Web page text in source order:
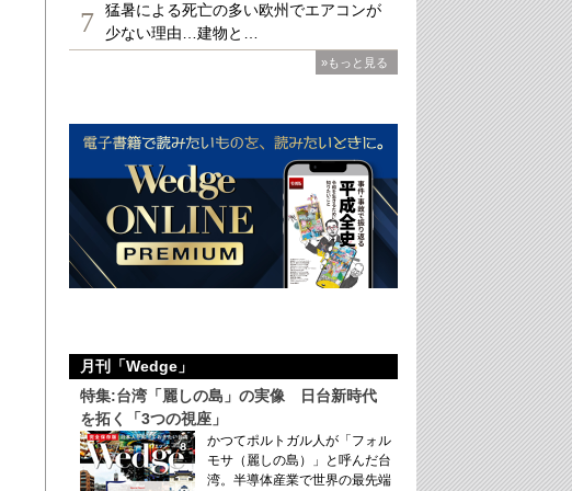
7
猛暑による死亡の多い欧州でエアコンが
少ない理由…建物と…
»もっと見る
月刊「Wedge」
特集:台湾「麗しの島」の実像 日台新時代
を拓く「3つの視座」
かつてポルトガル人が「フォル
モサ（麗しの島）」と呼んだ台
湾。半導体産業で世界の最先端